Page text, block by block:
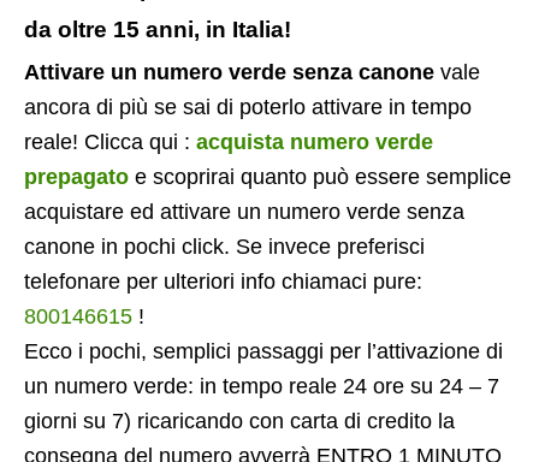
da oltre 15 anni, in Italia!
Attivare un numero verde senza canone vale
ancora di più se sai di poterlo attivare in tempo
reale! Clicca qui : acquista numero verde
prepagato e scoprirai quanto può essere semplice
acquistare ed attivare un numero verde senza
canone in pochi click. Se invece preferisci
telefonare per ulteriori info chiamaci pure:
800146615 !
Ecco i pochi, semplici passaggi per l’attivazione di
un numero verde: in tempo reale 24 ore su 24 – 7
giorni su 7) ricaricando con carta di credito la
consegna del numero avverrà ENTRO 1 MINUTO